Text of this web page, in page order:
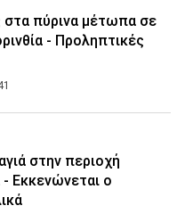
στα πύρινα μέτωπα σε
- Προληπτικές
στην περιοχή
- Εκκενώνεται ο